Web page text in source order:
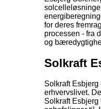
for deres
processen - fra
og
Solkraft
Solkraft
erhvervslivet.
Solkraft